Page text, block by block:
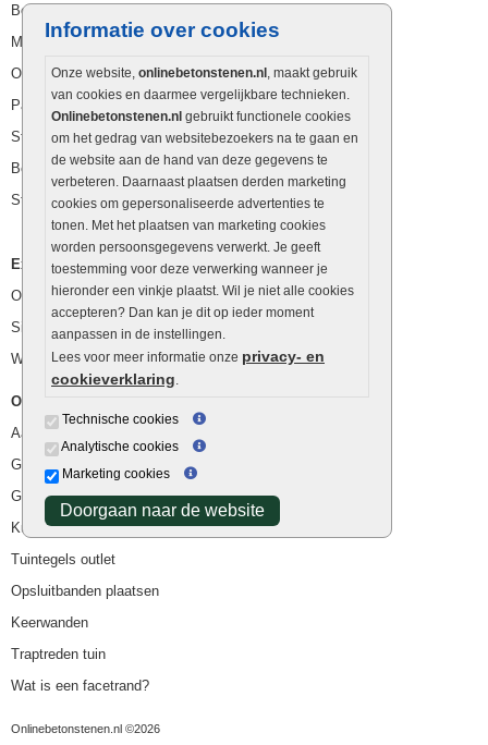
Informatie over cookies
Onze website, onlinebetonstenen.nl , maakt gebruik
van cookies en daarmee vergelijkbare technieken.
Onlinebetonstenen.nl gebruikt functionele cookies
om het gedrag van websitebezoekers na te gaan en
de website aan de hand van deze gegevens te
verbeteren. Daarnaast plaatsen derden marketing
cookies om gepersonaliseerde advertenties te
tonen. Met het plaatsen van marketing cookies
worden persoonsgegevens verwerkt. Je geeft
toestemming voor deze verwerking wanneer je
hieronder een vinkje plaatst. Wil je niet alle cookies
accepteren? Dan kan je dit op ieder moment
aanpassen in de instellingen.
Lees voor meer informatie onze privacy- en
cookieverklaring.
Technische cookies
Analytische cookies
Marketing cookies
Doorgaan naar de website
Betonbielzen
Muurstenen
Opsluitbanden
Palissaden
Stapelblokken
Betonblokken
Stapelstenen
Extra benodigdheden
Ophoogzand
Siergrind en siersplit
Waterafvoer
Overig
Aanbiedingen
Goedkope bestrating
Goedkope tuintegels
Kunstgras
Tuintegels outlet
Opsluitbanden plaatsen
Keerwanden
Traptreden tuin
Wat is een facetrand?
Onlinebetonstenen.nl ©2026